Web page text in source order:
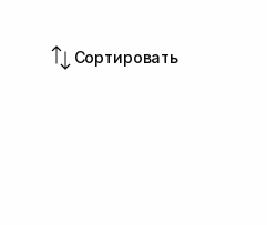
Сортировать